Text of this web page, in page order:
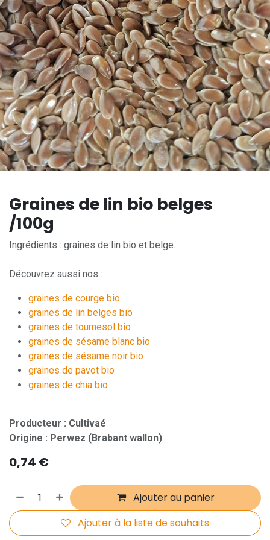
Graines de lin bio belges
/100g
Ingrédients : graines de lin bio et belge.
Découvrez aussi nos :
graines de courge bio
graines de lin belges bio
graines de tournesol bio
graines de sésame blanc bio
graines de sésame noir bio
graines de pavot bio
graines de chia bio
Producteur : Cultivaé
Origine : Perwez (Brabant wallon)
0,74 €
Ajouter au panier
Ajouter à la liste de souhaits